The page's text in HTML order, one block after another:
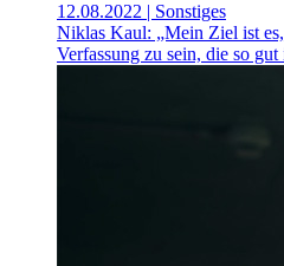
12.08.2022 | Sonstiges
Niklas Kaul: „Mein Ziel ist
Verfassung zu sein, die so